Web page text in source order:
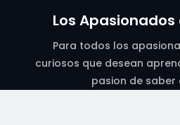
Los
Para todos los
curiosos que desean
pasion de saber